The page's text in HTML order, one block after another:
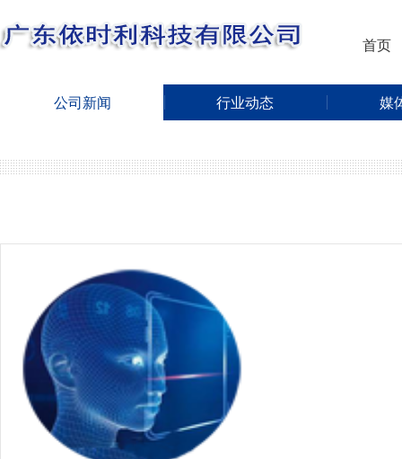
首页
公司新闻 行业动态 媒